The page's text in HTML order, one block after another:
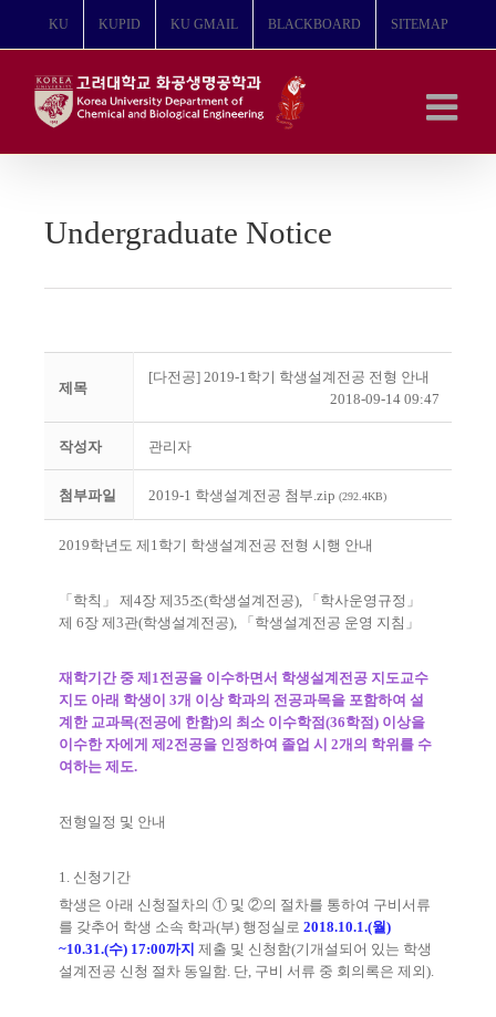
뛰
KU KUPID KU GMAIL BLACKBOARD SITEMAP
Undergraduate Notice
제목
[다전공] 2019-1학기 학생설계전공 전형 안내
2018-09-14 09:47
작성자 관리자
첨부파일 2019-1 학생설계전공 첨부.zip (292.4KB)
2019학년도 제 1학기 학생설계전공 전형 시행 안내
「 학칙 」 제4장 제35조(학생설계전공), 「 학사운영규정 」
제 6장 제3관(학생설계전공), 「 학생설계전공 운영 지침 」
재학기간 중 제 1전공을 이수하면서 학생설계전공 지도교수
지도 아래 학생이 3개 이상 학과의 전공과목을 포함하여 설
계한 교과목(전공에 한함)의 최소 이수학점 (36학점 ) 이상을
이수한 자에게 제 2전공을 인정하여 졸업 시 2개의 학위를 수
여하는 제도.
전형일정 및 안내
1. 신청기간
학생은 아래 신청절차의 ① 및 ②의 절차를 통하여 구비서류
를 갖추어 학생 소속 학과(부) 행정실로 2018.10.1.(월)
~10.31.(수) 17:00까지 제출 및 신청함(기개설되어 있는 학생
설계전공 신청 절차 동일함. 단, 구비 서류 중 회의록은 제외).